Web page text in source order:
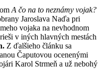
A čo na to neznámy vojak?
Jaroslava Naďa pri
vojaka na nevhodnom
v iných hlavných mestách
Z ďalšieho článku sa
Čaputovou ocenenými
Karol Strmeň a už nebohý